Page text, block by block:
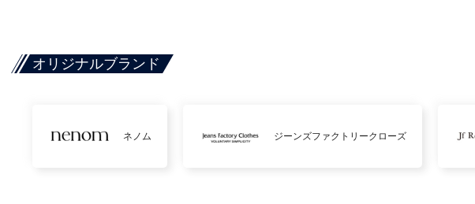
オリジナルブランド
ネノム ジーンズファクトリークローズ